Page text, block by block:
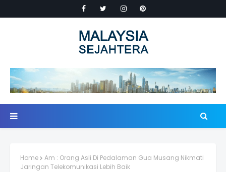
Home
Am : Orang Asli Di Pedalaman Gua Musang Nikmati
Jaringan Telekomunikasi Lebih Baik